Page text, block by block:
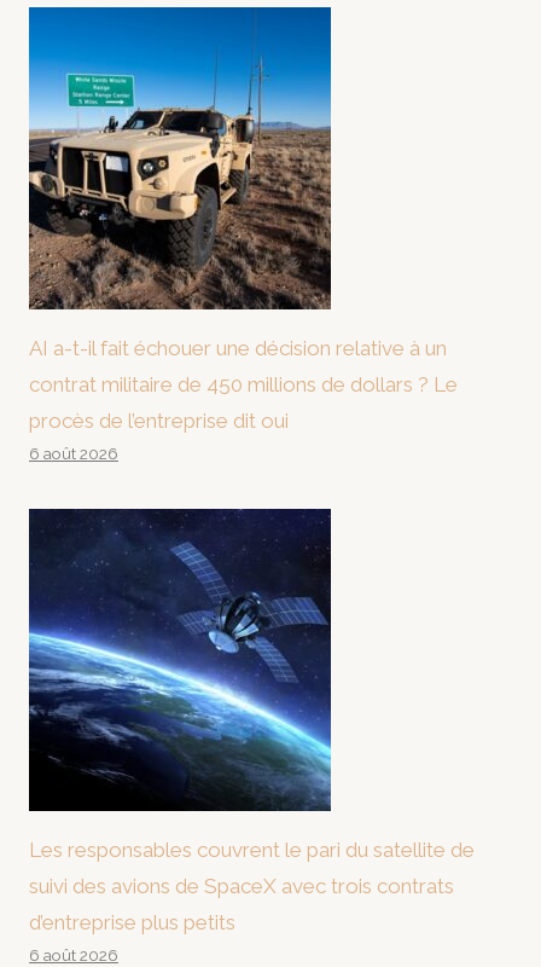
AI a-t-il fait échouer une décision relative à un
contrat militaire de 450 millions de dollars ? Le
procès de l’entreprise dit oui
6 août 2026
Les responsables couvrent le pari du satellite de
suivi des avions de SpaceX avec trois contrats
d’entreprise plus petits
6 août 2026